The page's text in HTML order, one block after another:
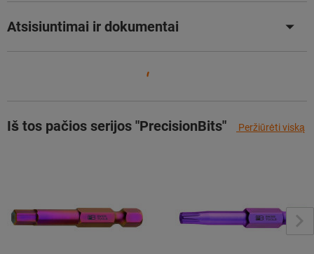
Atsisiuntimai ir dokumentai
Iš tos pačios serijos "PrecisionBits" Peržiūrėti viską